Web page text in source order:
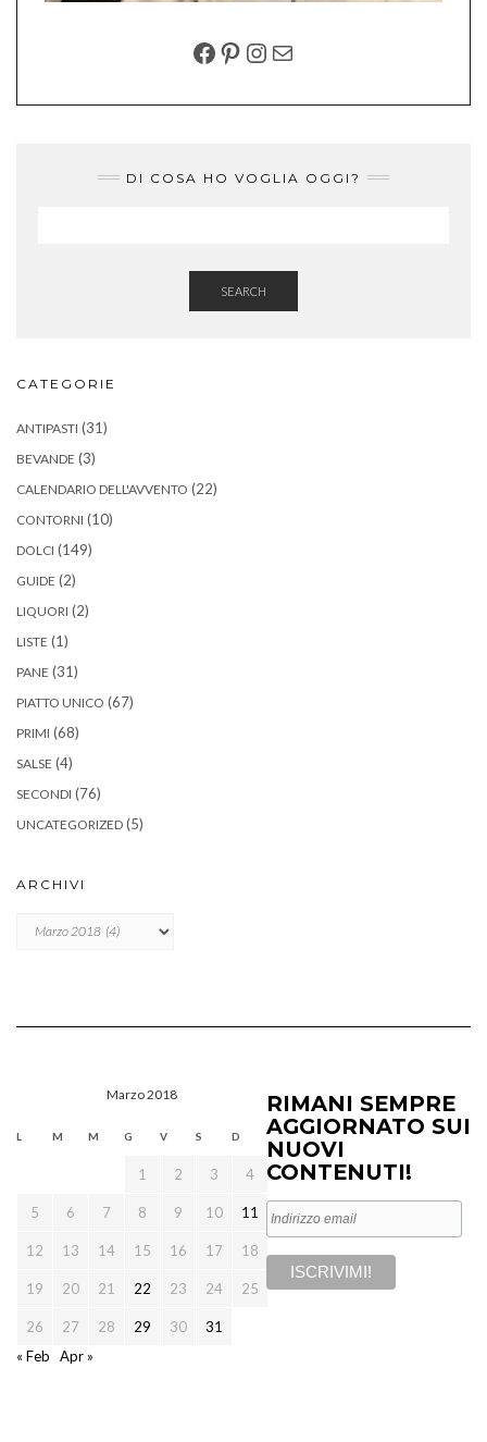
FACEBOOK
PINTEREST
INSTAGRAM
EMAIL
DI COSA HO VOGLIA OGGI?
SEARCH
CATEGORIE
ANTIPASTI (31)
BEVANDE (3)
CALENDARIO DELL'AVVENTO (22)
CONTORNI (10)
DOLCI (149)
GUIDE (2)
LIQUORI (2)
LISTE (1)
PANE (31)
PIATTO UNICO (67)
PRIMI (68)
SALSE (4)
SECONDI (76)
UNCATEGORIZED (5)
ARCHIVI
Marzo 2018
L M M G V S D
1 2 3 4
5 6 7 8 9 10 11
12 13 14 15 16 17 18
19 20 21 22 23 24 25
26 27 28 29 30
31
« Feb
Apr »
RIMANI SEMPRE
AGGIORNATO SUI
NUOVI
CONTENUTI!